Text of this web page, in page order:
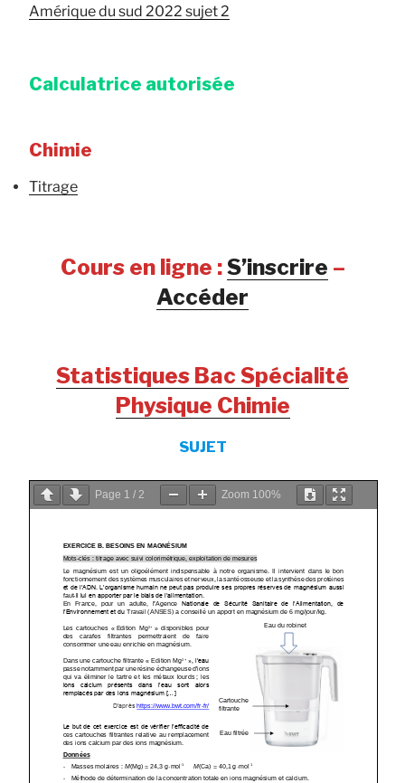
Amérique du sud 2022 sujet 2
Calculatrice autorisée
Chimie
Titrage
Cours en ligne :S’inscrire –
Accéder
Statistiques Bac Spécialité
Physique Chimie
SUJET
Page 1 / 2 Zoom 100%